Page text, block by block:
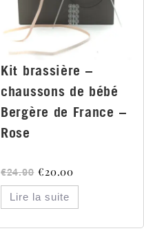
Kit brassière –
chaussons de bébé
Bergère de France –
Rose
€24.90 €20.00
Lire la suite